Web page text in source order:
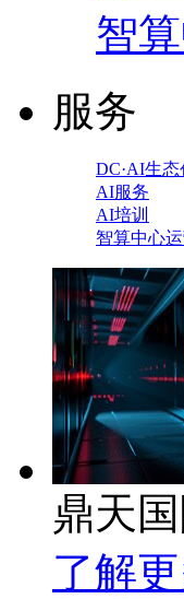
智
服务
DC·AI生
AI服务
AI培训
智算中心
鼎天
了解